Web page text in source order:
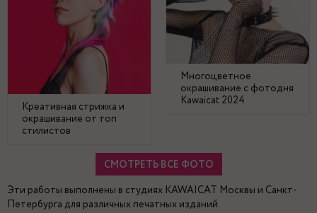
Многоцветное
окрашивание с фотодня
Kawaicat 2024
Креативная стрижка и
окрашивание от топ
стилистов
СМОТРЕТЬ ВСЕ ФОТО
Эти работы выполнены в студиях KAWAICAT Москвы и Санкт-
Петербурга для различных печатных изданий.